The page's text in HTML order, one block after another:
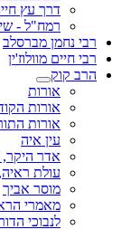
דרך עץ
רמח"ל -
רבי נחמן מברסלב
רבי חיים מוולוז'ין
הרב קוק
אורות
אורות
אורות
עין איה
אדר
עולת
מוסר אביך
מאמרי
לנבוכי